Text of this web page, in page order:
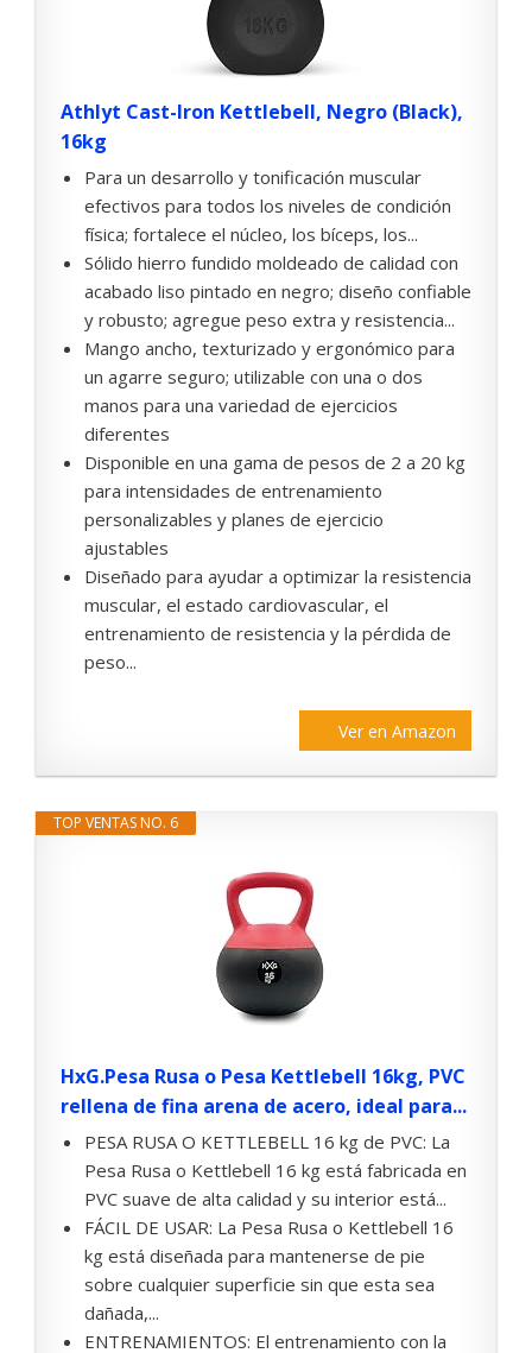
Athlyt Cast-Iron Kettlebell, Negro (Black),
16kg
Para un desarrollo y tonificación muscular
efectivos para todos los niveles de condición
física; fortalece el núcleo, los bíceps, los...
Sólido hierro fundido moldeado de calidad con
acabado liso pintado en negro; diseño confiable
y robusto; agregue peso extra y resistencia...
Mango ancho, texturizado y ergonómico para
un agarre seguro; utilizable con una o dos
manos para una variedad de ejercicios
diferentes
Disponible en una gama de pesos de 2 a 20 kg
para intensidades de entrenamiento
personalizables y planes de ejercicio
ajustables
Diseñado para ayudar a optimizar la resistencia
muscular, el estado cardiovascular, el
entrenamiento de resistencia y la pérdida de
peso...
Ver en Amazon
TOP VENTAS NO. 6
HxG.Pesa Rusa o Pesa Kettlebell 16kg, PVC
rellena de fina arena de acero, ideal para...
PESA RUSA O KETTLEBELL 16 kg de PVC: La
Pesa Rusa o Kettlebell 16 kg está fabricada en
PVC suave de alta calidad y su interior está...
FÁCIL DE USAR: La Pesa Rusa o Kettlebell 16
kg está diseñada para mantenerse de pie
sobre cualquier superficie sin que esta sea
dañada,...
ENTRENAMIENTOS: El entrenamiento con la